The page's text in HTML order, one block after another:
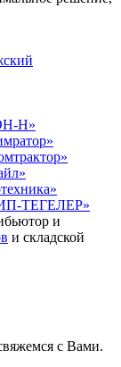
и
и складской
с Вами.